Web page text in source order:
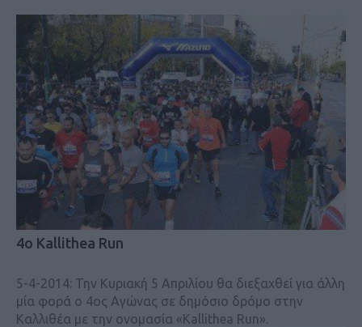
4ο Kallithea Run
5-4-2014: Την Κυριακή 5 Απριλίου θα διεξαχθεί για άλλη
μία φορά ο 4ος Αγώνας σε δημόσιο δρόμο στην
Καλλιθέα με την ονομασία «Kallithea Run».